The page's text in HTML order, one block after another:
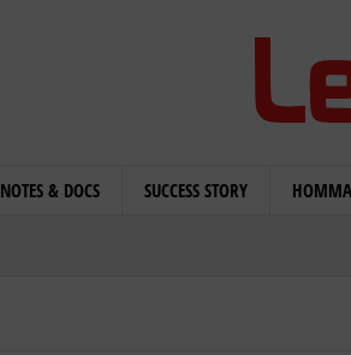
NOTES & DOCS SUCCESS STORY